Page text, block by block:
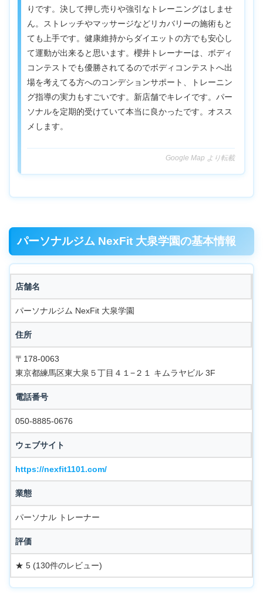
りです。決して押し売りや強引なトレーニングはしませ
ん。ストレッチやマッサージなどリカバリーの施術もと
ても上手です。健康維持からダイエットの方でも安心し
て運動が出来ると思います。櫻井トレーナーは、ボディ
コンテストでも優勝されてるのでボディコンテストへ出
場を考えてる方へのコンデションサポート、トレーニン
グ指導の実力もすごいです。新店舗でキレイです。パー
ソナルを定期的受けていて本当に良かったです。オスス
メします。
Google Map より転載
パーソナルジム NexFit 大泉学園の基本情報
店舗名
パーソナルジム NexFit 大泉学園
住所
〒178-0063
東京都練馬区東大泉５丁目４１−２１ キムラヤビル 3F
電話番号
050-8885-0676
ウェブサイト
https://nexfit1101.com/
業態
パーソナル トレーナー
評価
★ 5 (130件のレビュー)